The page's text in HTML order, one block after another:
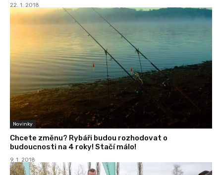
22. 1. 2018
Novinky
Chcete změnu? Rybáři budou rozhodovat o
budoucnosti na 4 roky! Stačí málo!
9. 1. 2018